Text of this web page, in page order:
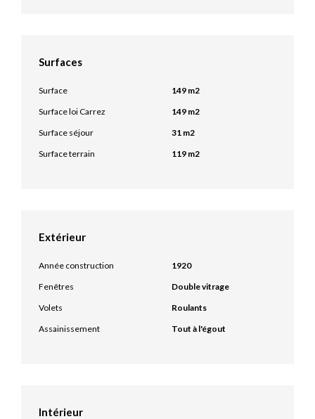
Surfaces
Surface
149 m2
Surface loi Carrez
149 m2
Surface séjour
31 m2
Surface terrain
119 m2
Extérieur
Année construction
1920
Fenêtres
Double vitrage
Volets
Roulants
Assainissement
Tout à l'égout
Intérieur